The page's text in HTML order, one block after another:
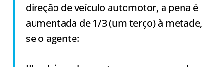
direção de veículo automotor, a pena é
aumentada de 1/3 (um terço) à metade,
se o agente: